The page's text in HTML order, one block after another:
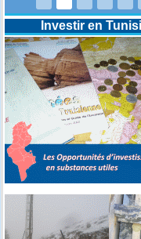
Annonce
procédure
Investir en